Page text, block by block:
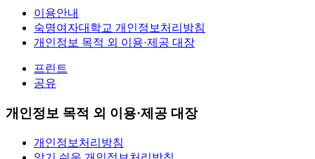
이용안내
숙명여자대학교 개인정보처리방침
개인정보 목적 외 이용·제공 대장
프린트
공유
개인정보 목적 외 이용·제공 대장
개인정보처리방침